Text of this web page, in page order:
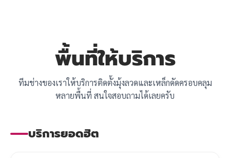
พื้นที่ให้บริการ
ทีมช่างของเราให้บริการติดตั้งมุ้งลวดและเหล็กดัดครอบคลุม
หลายพื้นที่ สนใจสอบถามได้เลยครับ
บริการยอดฮิต